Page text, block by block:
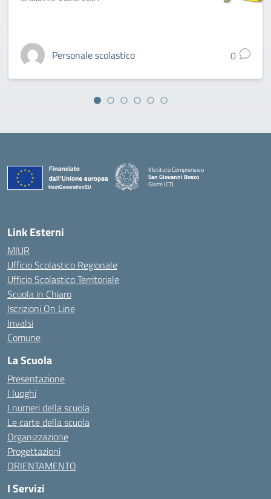
Personale scolastico 0
II Istituto Comprensivo
San Giovanni Bosco
Giarre (CT)
Link Esterni
MIUR
Ufficio Scolastico Regionale
Ufficio Scolastico Territoriale
Scuola in Chiaro
Iscrizioni On Line
Invalsi
Comune
La Scuola
Presentazione
I luoghi
I numeri della scuola
Le carte della scuola
Organizzazione
Progettazioni
ORIENTAMENTO
I Servizi